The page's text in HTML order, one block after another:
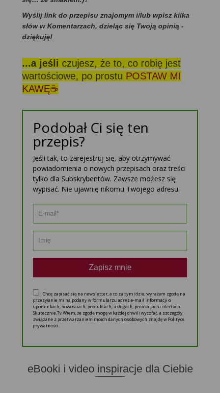
Wyślij link do przepisu znajomym i/lub wpisz kilka
słów w Komentarzach, dzieląc się Twoją opinią -
dziękuję!
...a jeśli czujesz, że to, co robię jest
wartościowe, po prostu POSTAW MI
KAWĘ☕
Podobał Ci się ten
przepis?
Jeśli tak, to zarejestruj się, aby otrzymywać
powiadomienia o nowych przepisach oraz treści
tylko dla Subskrybentów. Zawsze możesz się
wypisać. Nie ujawnię nikomu Twojego adresu.
Zapisz mnie
Chcę zapisać się na newsletter, a co za tym idzie, wyrażam zgodę na
przesyłanie mi na podany w formularzu adres e-mail informacji o
upominkach, nowościach, produktach, usługach, promocjach i ofertach
Skutecznie.Tv Wiem, że zgodę mogę w każdej chwili wycofać, a szczegóły
związane z przetwarzaniem moich danych osobowych znajdę w Polityce
prywatności.
eBooki i video inspiracje dla Ciebie